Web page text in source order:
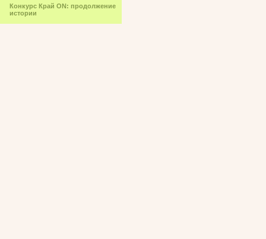
Конкурс Край ON: продолжение
истории